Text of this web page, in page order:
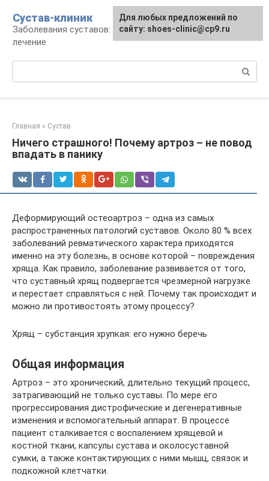
контенту
Сустав-клиник
Заболевания суставов: профилактика и
лечение
Главная » Сустав
Ничего страшного! Почему артроз – не повод
впадать в панику
Деформирующий остеоартроз – одна из самых
распространенных патологий суставов. Около 80 % всех
заболеваний ревматического характера приходятся
именно на эту болезнь, в основе которой – повреждения
хряща. Как правило, заболевание развивается от того,
что суставный хрящ подвергается чрезмерной нагрузке
и перестает справляться с ней. Почему так происходит и
можно ли противостоять этому процессу?
Хрящ – субстанция хрупкая: его нужно беречь
Общая информация
Артроз – это хронический, длительно текущий процесс,
затрагивающий не только суставы. По мере его
прогрессирования дистрофические и дегенеративные
изменения и вспомогательный аппарат. В процессе
пациент сталкивается с воспалением хрящевой и
костной ткани, капсулы сустава и околосуставной
сумки, а также контактирующих с ними мышц, связок и
подкожной клетчатки.
Для любых предложений по
сайту: shoes-clinic@cp9.ru